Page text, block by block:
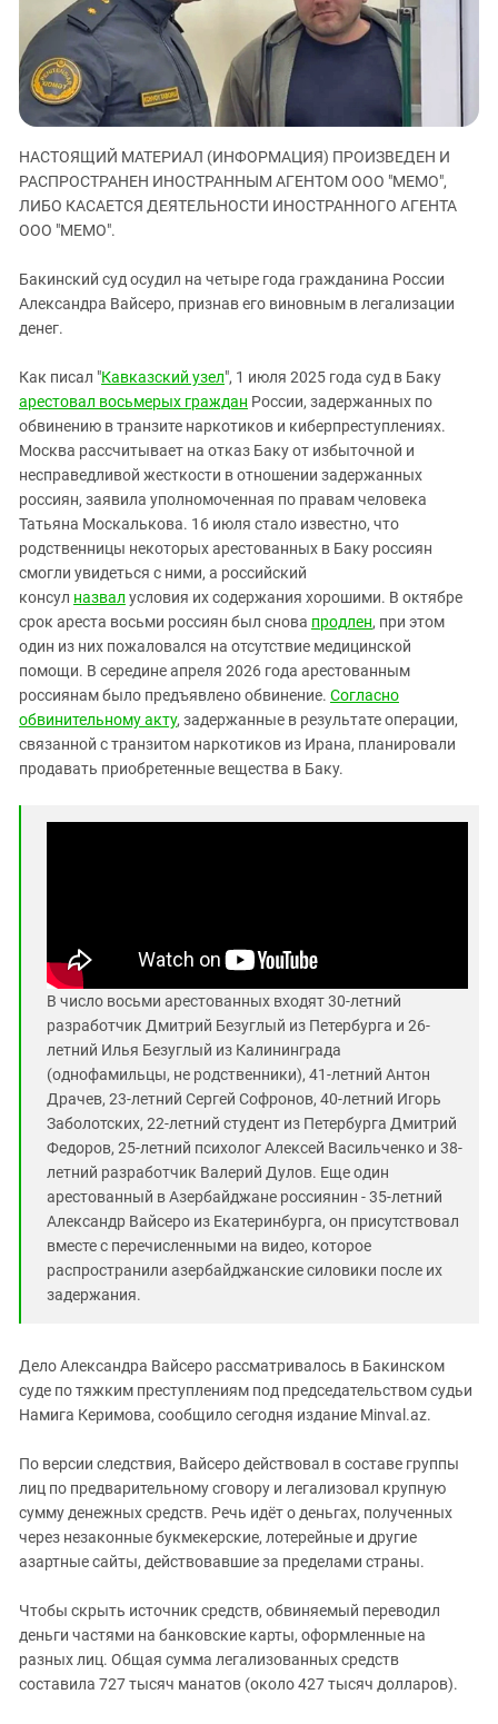
ЗАСТАВЛЯЕТ
КАВКАЗ ЗА ПАЛЕСТИНУ
ИНАКОМЫСЛИЕ В ЧЕЧНЕ
ПРЕСЛЕДОВАНИЕ АКТИВИСТОВ
МОБИЛИЗАЦИЯ И ПРОТЕСТЫ
Дагестан
Ингушетия
Кабардино-Балкария
Калмыкия
Карачаево-Черкесия
Краснодарский край
Нагорный Карабах
Ростовская область
Северная Осетия - Алания
Ставропольский край
Чечня
Южный Кавказ
НАСТОЯЩИЙ МАТЕРИАЛ (ИНФОРМАЦИЯ) ПРОИЗВЕДЕН И
РАСПРОСТРАНЕН ИНОСТРАННЫМ АГЕНТОМ ООО "МЕМО",
ЛИБО КАСАЕТСЯ ДЕЯТЕЛЬНОСТИ ИНОСТРАННОГО АГЕНТА
ООО "МЕМО".
Бакинский суд осудил на четыре года гражданина России
Александра Вайсеро, признав его виновным в легализации
денег.
Как писал "Кавказский узел", 1 июля 2025 года суд в Баку
арестовал восьмерых граждан России, задержанных по
обвинению в транзите наркотиков и киберпреступлениях.
Москва рассчитывает на отказ Баку от избыточной и
несправедливой жесткости в отношении задержанных
россиян, заявила уполномоченная по правам человека
Татьяна Москалькова. 16 июля стало известно, что
родственницы некоторых арестованных в Баку россиян
смогли увидеться с ними, а российский
консул назвал условия их содержания хорошими. В октябре
срок ареста восьми россиян был снова продлен, при этом
один из них пожаловался на отсутствие медицинской
помощи. В середине апреля 2026 года арестованным
россиянам было предъявлено обвинение. Согласно
обвинительному акту, задержанные в результате операции,
связанной с транзитом наркотиков из Ирана, планировали
продавать приобретенные вещества в Баку.
В число восьми арестованных входят 30-летний
разработчик Дмитрий Безуглый из Петербурга и 26-
летний Илья Безуглый из Калининграда
(однофамильцы, не родственники), 41-летний Антон
Драчев, 23-летний Сергей Софронов, 40-летний Игорь
Заболотских, 22-летний студент из Петербурга Дмитрий
Федоров, 25-летний психолог Алексей Васильченко и 38-
летний разработчик Валерий Дулов. Еще один
арестованный в Азербайджане россиянин - 35-летний
Александр Вайсеро из Екатеринбурга, он присутствовал
вместе с перечисленными на видео, которое
распространили азербайджанские силовики после их
задержания.
Дело Александра Вайсеро рассматривалось в Бакинском
суде по тяжким преступлениям под председательством судьи
Намига Керимова, сообщило сегодня издание Minval.az.
По версии следствия, Вайсеро действовал в составе группы
лиц по предварительному сговору и легализовал крупную
сумму денежных средств. Речь идёт о деньгах, полученных
через незаконные букмекерские, лотерейные и другие
азартные сайты, действовавшие за пределами страны.
Чтобы скрыть источник средств, обвиняемый переводил
деньги частями на банковские карты, оформленные на
разных лиц. Общая сумма легализованных средств
составила 727 тысяч манатов (около 427 тысяч долларов).